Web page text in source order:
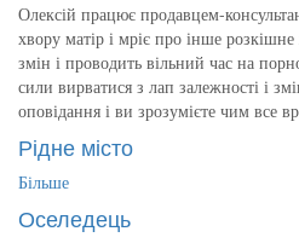
Олексій працює продавцем-
хвору матір і мріє про інше розкішне
змін і проводить вільний час на
сили вирватися з лап залежності і
оповідання і ви зрозумієте чим все
Рідне місто
Більше
Оселедець